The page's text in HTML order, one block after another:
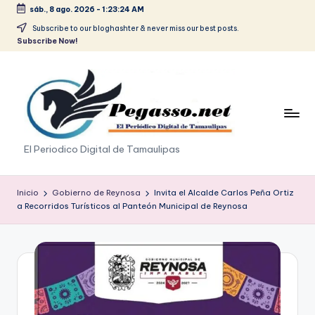
Saltar
sáb., 8 ago. 2026 - 1:23:24 AM
Subscribe to our bloghashter & never miss our best posts.
Subscribe Now!
p
e
g
a
El Periodico Digital de Tamaulipas
Inicio Gobierno de Reynosa
Invita el Alcalde Carlos Peña Ortiz
a Recorridos Turísticos al Panteón Municipal de Reynosa